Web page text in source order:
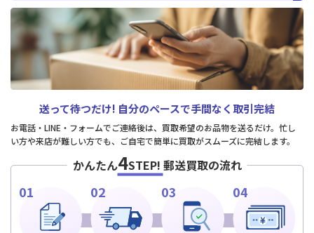
送って待つだけ! 自分のペースで手間なく取引完結
お電話・LINE・フォームでご連絡後は、買取希望のお品物を送るだけ。忙し
い方や来店が難しい方でも、ご自宅で簡単に買取がスムーズに完結します。
かんたん4STEP! 郵送買取の流れ